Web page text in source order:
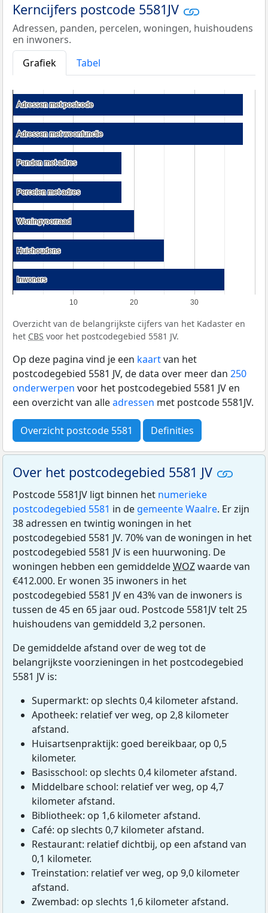
Kerncijfers postcode 5581JV
Adressen, panden, percelen, woningen, huishoudens
en inwoners.
Grafiek
Tabel
10 20 30
Adressen met postcode
Adressen met postcode
Adressen met woonfunctie
Adressen met woonfunctie
Panden met adres
Panden met adres
Percelen met adres
Percelen met adres
Woningvoorraad
Woningvoorraad
Huishoudens
Huishoudens
Inwoners
Inwoners
Overzicht van de belangrijkste cijfers van het Kadaster en
het CBS voor het postcodegebied 5581 JV.
Op deze pagina vind je een kaartvan het
postcodegebied 5581 JV, de data over meer dan 250
onderwerpen voor het postcodegebied 5581 JV en
een overzicht van alleadressen met postcode 5581JV.
Overzicht postcode 5581 Definities
Over het postcodegebied 5581 JV
Postcode 5581JV ligt binnen het numerieke
postcodegebied 5581 in de gemeente Waalre. Er zijn
38 adressen en twintig woningen in het
postcodegebied 5581 JV. 70% van de woningen in het
postcodegebied 5581 JV is een huurwoning. De
woningen hebben een gemiddeldeWOZwaarde van
€412.000. Er wonen 35 inwoners in het
postcodegebied 5581 JV en 43% van de inwoners is
tussen de 45 en 65 jaar oud. Postcode 5581JV telt 25
huishoudens van gemiddeld 3,2 personen.
De gemiddelde afstand over de weg tot de
belangrijkste voorzieningen in het postcodegebied
5581 JV is:
Supermarkt: op slechts 0,4 kilometer afstand.
Apotheek: relatief ver weg, op 2,8 kilometer
afstand.
Huisartsenpraktijk: goed bereikbaar, op 0,5
kilometer.
Basisschool: op slechts 0,4 kilometer afstand.
Middelbare school: relatief ver weg, op 4,7
kilometer afstand.
Bibliotheek: op 1,6 kilometer afstand.
Café: op slechts 0,7 kilometer afstand.
Restaurant: relatief dichtbij, op een afstand van
0,1 kilometer.
Treinstation: relatief ver weg, op 9,0 kilometer
afstand.
Zwembad: op slechts 1,6 kilometer afstand.